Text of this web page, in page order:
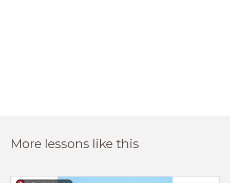
More lessons like this